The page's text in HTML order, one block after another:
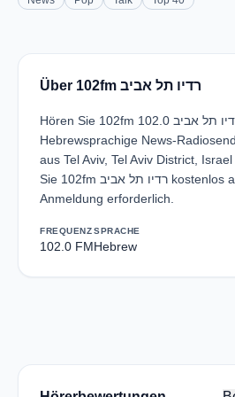
Über 102fm רדיו תל אביב
Hören Sie 102fm רדיו תל אביב 102.0 FM live online. Der
Hebrewsprachige News-
aus Tel Aviv, Tel Aviv District,
Sie 102fm רדיו תל אביב kostenlos auf Streema — keine
Anmeldung erforderlich.
FREQUENZ
102.0 FM
SPRACHE
Hebrew